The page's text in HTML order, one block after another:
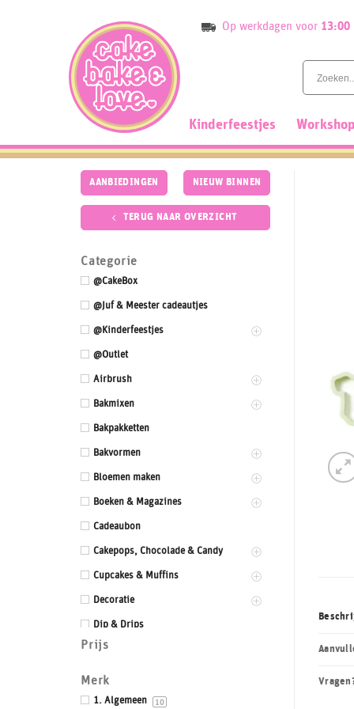
Op werkdagen voor 13:00
Kinderfeestjes
AANBIEDINGEN NIEUW BINNEN
TERUG NAAR OVERZICHT
Categorie
@CakeBox
@Juf & Meester cadeautjes
@Kinderfeestjes
@Outlet
Airbrush
Bakmixen
Bakpakketten
Bakvormen
Bloemen maken
Boeken & Magazines
Cadeaubon
Cakepops, Chocolade & Candy
Cupcakes & Muffins
Decoratie
Dip & Drips
Dozen & Dummies
Drums & Boards
Eetbaar kant
Prijs
Merk
1. Algemeen 10